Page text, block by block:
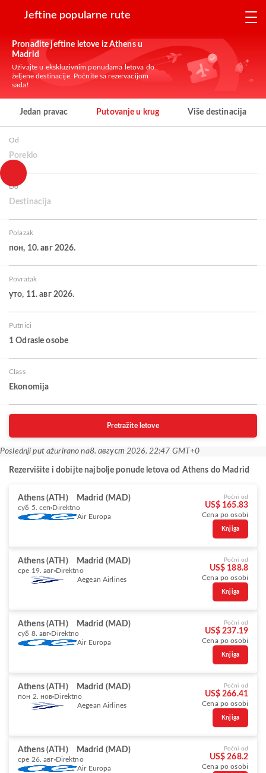
Jeftine popularne rute
Pronađite jeftine letove iz Athens u
Madrid
Uživajte u ekskluzivnim ponudama letova do
željene destinacije. Počnite sa rezervacijom
sada!
Jedan pravac Putovanje u krug Više destinacija
Od
Poreklo
Do
Destinacija
Polazak
пон, 10. авг 2026.
Povratak
уто, 11. авг 2026.
Putnici
1 Odrasle osobe
Class
Ekonomija
Pretražite letove
Poslednji put ažurirano na8. август 2026. 22:47 GMT+0
Rezervišite i dobijte najbolje ponude letova od Athens do Madrid
Athens (ATH) Madrid (MAD)
суб 5. сеп Direktno
Air Europa
Počni od
US$ 165.83
Cena po osobi
Knjiga
Athens (ATH) Madrid (MAD)
сре 19. авг Direktno
Aegean Airlines
Počni od
US$ 188.8
Cena po osobi
Knjiga
Athens (ATH) Madrid (MAD)
суб 8. авг Direktno
Air Europa
Počni od
US$ 237.19
Cena po osobi
Knjiga
Athens (ATH) Madrid (MAD)
пон 2. нов Direktno
Aegean Airlines
Počni od
US$ 266.41
Cena po osobi
Knjiga
Athens (ATH) Madrid (MAD)
сре 26. авг Direktno
Air Europa
Počni od
US$ 268.2
Cena po osobi